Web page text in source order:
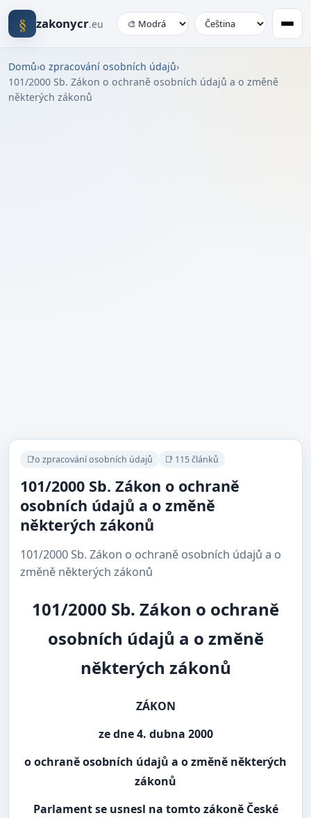
§ zakonycr.eu
Domů›o zpracování osobních údajů›
101/2000 Sb. Zákon o ochraně osobních údajů a o změně
některých zákonů
📑o zpracování osobních údajů 📑 115 článků
101/2000 Sb. Zákon o ochraně
osobních údajů a o změně
některých zákonů
101/2000 Sb. Zákon o ochraně osobních údajů a o
změně některých zákonů
101/2000 Sb. Zákon o ochraně
osobních údajů a o změně
některých zákonů
ZÁKON
ze dne 4. dubna 2000
o ochraně osobních údajů a o změně některých
zákonů
Parlament se usnesl na tomto zákoně České